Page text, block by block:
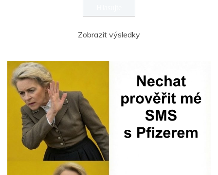
Zobrazit výsledky